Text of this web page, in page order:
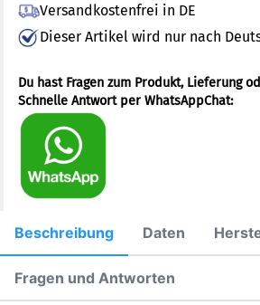
Versandkostenfrei in DE
Dieser Artikel wird nur nach
Du hast Fragen zum Produkt, Lieferung
Schnelle Antwort per WhatsAppChat:
Beschreibung Daten
Fragen und Antworten